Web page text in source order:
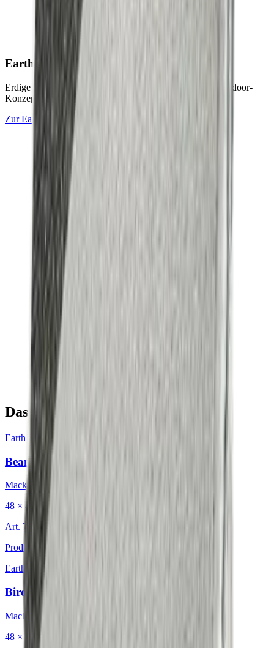
Earth & Grey Collection
Erdige Naturtöne und ruhige Graunuancen für zeitlose Outdoor-
Konzepte.
ZurEarth & Grey Collection
Das könnte Sie auch interessieren
Earth & Grey
Bean Charcoal
Mackintosh®
48 × 48 cm
Art. 702.203
Produkt ansehen
Earth & Grey
Birdeyes Oatmeal
Mackintosh® Lite
48 × 48 cm